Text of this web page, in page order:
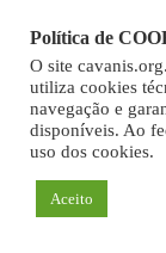
Política de
O site
utiliza cookies
navegação e
disponíveis. Ao
uso dos cookies.
Aceito